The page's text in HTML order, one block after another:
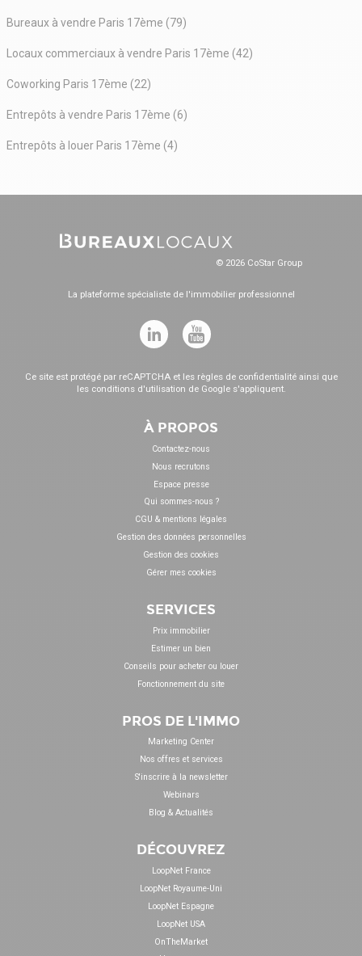
Bureaux à vendre Paris 17ème (79)
Locaux commerciaux à vendre Paris 17ème (42)
Coworking Paris 17ème (22)
Entrepôts à vendre Paris 17ème (6)
Entrepôts à louer Paris 17ème (4)
© 2026 CoStar Group
La plateforme spécialiste de l'immobilier professionnel
Ce site est protégé par reCAPTCHA et les règles de confidentialitéainsi que
les conditions d'utilisation de Google s'appliquent.
À PROPOS
Contactez-nous
Nous recrutons
Espace presse
Qui sommes-nous ?
CGU & mentions légales
Gestion des données personnelles
Gestion des cookies
Gérer mes cookies
SERVICES
Prix immobilier
Estimer un bien
Conseils pour acheter ou louer
Fonctionnement du site
PROS DE L'IMMO
Marketing Center
Nos offres et services
S'inscrire à la newsletter
Webinars
Blog & Actualités
DÉCOUVREZ
LoopNet France
LoopNet Royaume-Uni
LoopNet Espagne
LoopNet USA
OnTheMarket